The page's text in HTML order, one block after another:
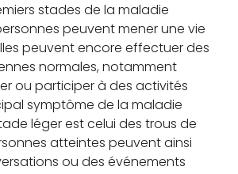
stades de la maladie
peuvent mener une vie
peuvent encore effectuer des
normales, notamment
ou participer à des activités
symptôme de la maladie
léger est celui des trous de
atteintes peuvent ainsi
ou des événements